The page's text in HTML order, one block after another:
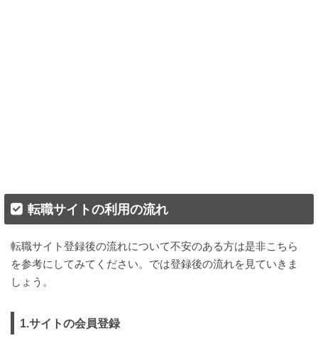
転職サイトの利用の流れ
転職サイト登録後の流れについて不安のある方は是非こちら
を参考にしてみてください。では登録後の流れを見ていきま
しょう。
1.サイトの会員登録